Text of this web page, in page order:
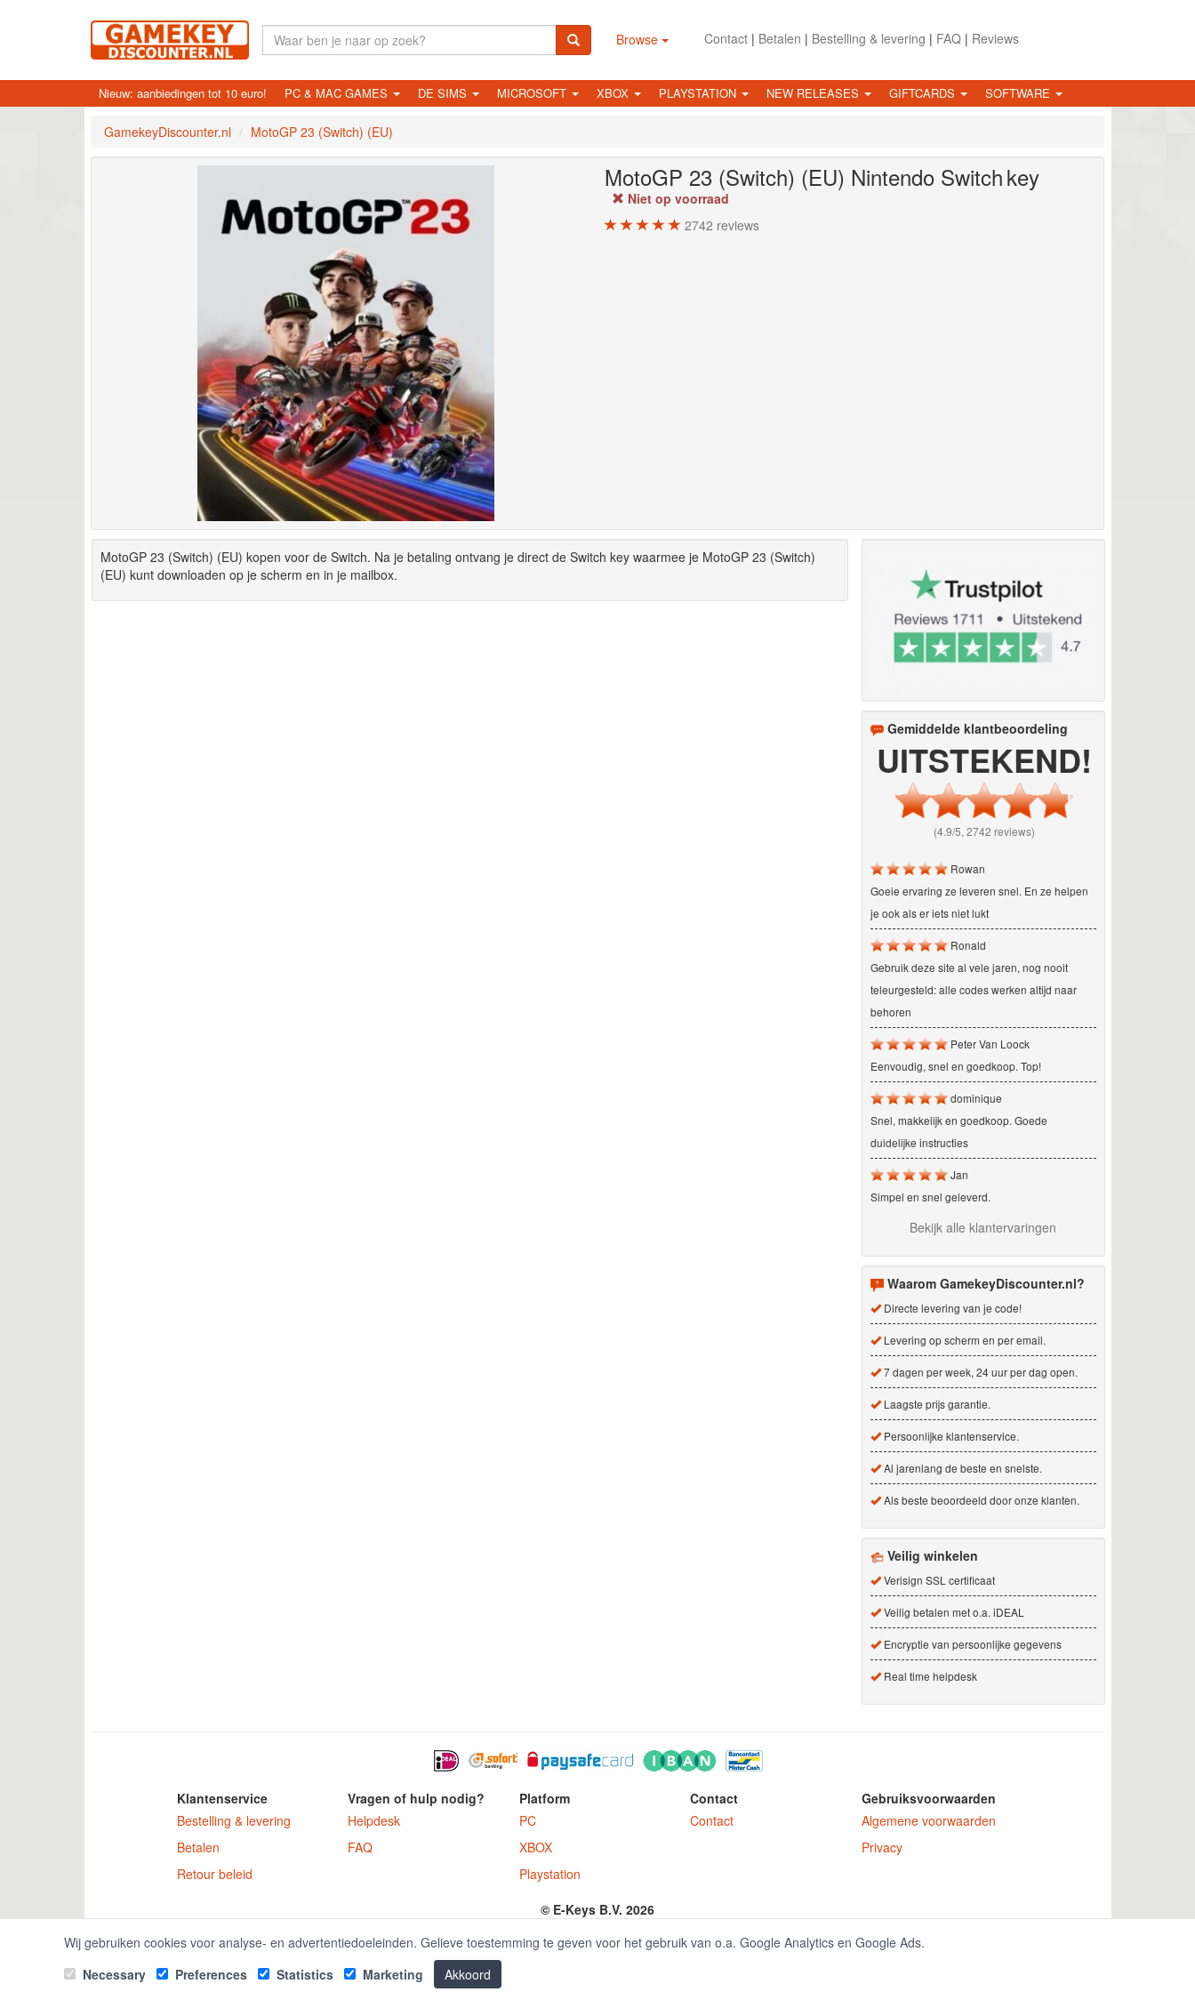
Browse Contact| Betalen | Bestelling & levering | FAQ| Reviews
Nieuw: aanbiedingen tot 10 euro! PC & MAC GAMES DE SIMS MICROSOFT XBOX PLAYSTATION NEW RELEASES GIFTCARDS SOFTWARE
GamekeyDiscounter.nl MotoGP 23 (Switch) (EU)
MotoGP 23 (Switch) (EU) Nintendo Switchkey
Niet op voorraad
2742 reviews
MotoGP 23 (Switch) (EU) kopen voor de Switch. Na je betaling ontvang je direct de Switch key waarmee je MotoGP 23 (Switch)
(EU) kunt downloaden op je scherm en in je mailbox.
Gemiddelde klantbeoordeling
UITSTEKEND!
(4.9/5, 2742 reviews)
Rowan
Goeie ervaring ze leveren snel. En ze helpen
je ook als er iets niet lukt
Ronald
Gebruik deze site al vele jaren, nog nooit
teleurgesteld: alle codes werken altijd naar
behoren
Peter Van Loock
Eenvoudig, snel en goedkoop. Top!
dominique
Snel, makkelijk en goedkoop. Goede
duidelijke instructies
Jan
Simpel en snel geleverd.
Bekijk alle klantervaringen
Waarom GamekeyDiscounter.nl?
Directe levering van je code!
Levering op scherm en per email.
7 dagen per week, 24 uur per dag open.
Laagste prijs garantie.
Persoonlijke klantenservice.
Al jarenlang de beste en snelste.
Als beste beoordeeld door onze klanten.
Veilig winkelen
Verisign SSL certificaat
Veilig betalen met o.a. iDEAL
Encryptie van persoonlijke gegevens
Real time helpdesk
Klantenservice
Bestelling & levering
Betalen
Retour beleid
Vragen of hulp nodig?
Helpdesk
FAQ
Platform
PC
XBOX
Playstation
Contact
Contact
Gebruiksvoorwaarden
Algemene voorwaarden
Privacy
© E-Keys B.V. 2026
Wij gebruiken cookies voor analyse- en advertentiedoeleinden. Gelieve toestemming te geven voor het gebruik van o.a. Google Analytics en Google Ads.
Necessary
Preferences Statistics Marketing Akkoord